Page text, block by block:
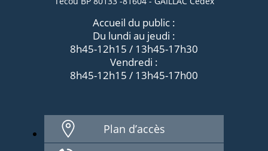
Accueil du public :
Du lundi au jeudi :
8h45-12h15 / 13h45-17h30
Vendredi :
8h45-12h15 / 13h45-17h00
Plan d’accès